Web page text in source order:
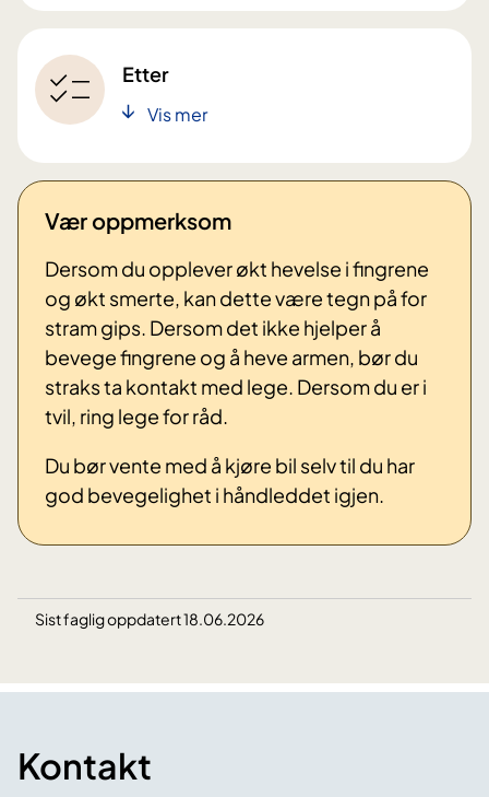
Etter
Vis mer
Vær oppmerksom
Dersom du opplever økt hevelse i fingrene
og økt smerte, kan dette være tegn på for
stram gips. Dersom det ikke hjelper å
bevege fingrene og å heve armen, bør du
straks ta kontakt med lege. Dersom du er i
tvil, ring lege for råd.
Du bør vente med å kjøre bil selv til du har
god bevegelighet i håndleddet igjen.
Sist faglig oppdatert 18.06.2026
Kontakt